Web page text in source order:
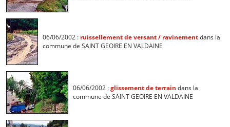
06/06/2002 : ruissellement de versant / ravinementdans la
commune de SAINT GEOIRE EN VALDAINE
06/06/2002 :glissement de terrain dans la
commune de SAINT GEOIRE EN VALDAINE